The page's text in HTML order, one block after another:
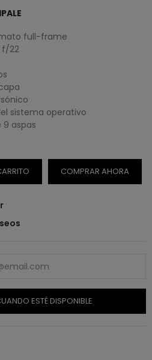
full-frame
f/22
sistema operativo
aspas
COMPRAR AHORA
ESTÉ DISPONIBLE